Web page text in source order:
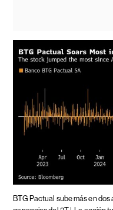
BTG Pactual sube más en